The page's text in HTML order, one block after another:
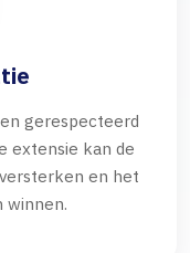
gerespecteerd
extensie kan de
en het
winnen.